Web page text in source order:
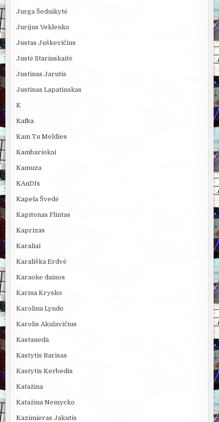
Jurga Šeduikytė
Jurijus Veklenko
Justas Juškevičius
Justė Starinskaitė
Justinas Jarutis
Justinas Lapatinskas
K
Kafka
Kam Tu Meldies
Kambariokai
Kamuza
KAnDIs
Kapela Švedė
Kapitonas Flintas
Kaprizas
Karaliai
Karališka Erdvė
Karaoke dainos
Karina Krysko
Karolina Lyndo
Karolis Akulavičius
Kastaneda
Kastytis Barisas
Kastytis Kerbedis
Katažina
Katažina Nemycko
Kazimieras Jakutis